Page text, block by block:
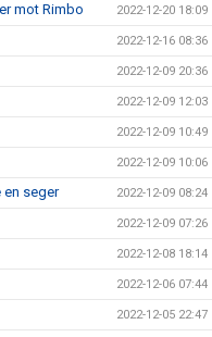
mot Rimbo 2022-12-20 18:09
2022-12-16 08:36
2022-12-09 20:36
2022-12-09 12:03
2022-12-09 10:49
2022-12-09 10:06
en seger 2022-12-09 08:24
2022-12-09 07:26
2022-12-08 18:14
2022-12-06 07:44
2022-12-05 22:47